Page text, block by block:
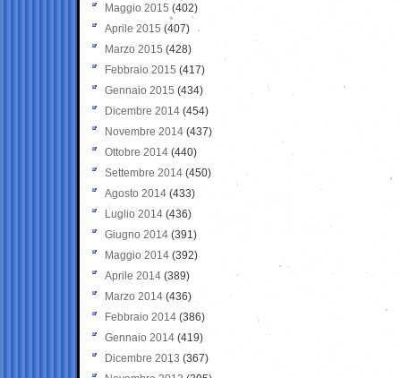
Maggio 2015 (402)
Aprile 2015 (407)
Marzo 2015 (428)
Febbraio 2015 (417)
Gennaio 2015 (434)
Dicembre 2014 (454)
Novembre 2014 (437)
Ottobre 2014 (440)
Settembre 2014 (450)
Agosto 2014 (433)
Luglio 2014 (436)
Giugno 2014 (391)
Maggio 2014 (392)
Aprile 2014 (389)
Marzo 2014 (436)
Febbraio 2014 (386)
Gennaio 2014 (419)
Dicembre 2013 (367)